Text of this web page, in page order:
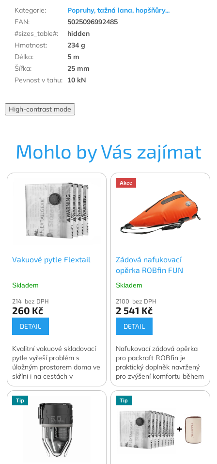
Kategorie:
Popruhy, tažná lana, hopšňůry...
EAN:
5025096992485
#sizes_table#:
hidden
Hmotnost:
234 g
Délka:
5 m
Šířka:
25 mm
Pevnost v tahu: 10 kN
High-contrast mode
Mohlo by Vás zajímat
Vakuové pytle Flextail
Skladem
214 bez DPH
260 Kč
DETAIL
Kvalitní vakuové skladovací
pytle vyřeší problém s
úložným prostorem doma ve
skříni i na cestách v
zavazadle. Vakuování
dokáže zmenšit objem
skladovaného oblečení a
lůžkovin o 70 až 90 %.
Ochrání skladované věci
před prachem, vlhkostí, moly
nebo plísní ať už je
skladujete kdekoli. V balení
4 ks. vybrané velikosti.
Akce
Zádová nafukovací
opěrka ROBfin FUN
Skladem
2100 bez DPH
2 541 Kč
DETAIL
Nafukovací zádová opěrka
pro packraft ROBfin je
praktický doplněk navržený
pro zvýšení komfortu během
pádlování.
Tip Tip